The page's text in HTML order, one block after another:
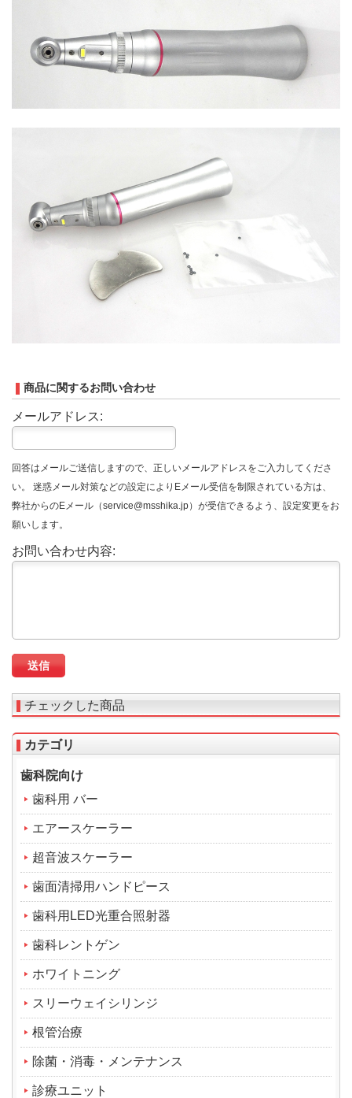
商品に関するお問い合わせ
メールアドレス:
回答はメールご送信しますので、正しいメールアドレスをご入力してくださ
い。 迷惑メール対策などの設定によりEメール受信を制限されている方は、
弊社からのEメール（service@msshika.jp）が受信できるよう、設定変更をお
願いします。
お問い合わせ内容:
チェックした商品
カテゴリ
歯科院向け
歯科用 バー
エアースケーラー
超音波スケーラー
歯面清掃用ハンドピース
歯科用LED光重合照射器
歯科レントゲン
ホワイトニング
スリーウェイシリンジ
根管治療
除菌・消毒・メンテナンス
診療ユニット